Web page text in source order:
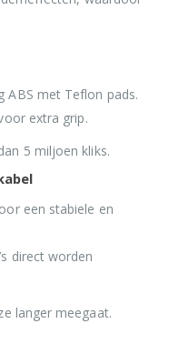
ABS met Teflon pads.
extra grip.
5 miljoen kliks.
een stabiele en
direct worden
langer meegaat.